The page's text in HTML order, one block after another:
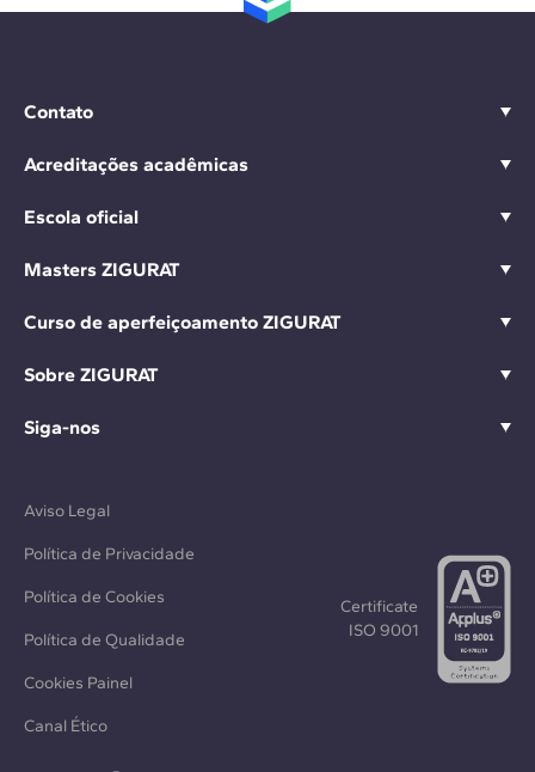
Contato
Acreditações acadêmicas
Escola oficial
Masters ZIGURAT
Curso de aperfeiçoamento ZIGURAT
Sobre ZIGURAT
Siga-nos
Aviso Legal
Política de Privacidade
Política de Cookies
Política de Qualidade
Cookies Painel
Canal Ético
Certificate
ISO 9001